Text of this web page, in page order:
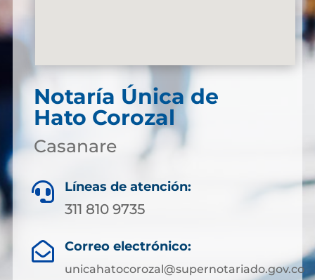
Notaría Única de
Hato Corozal
Casanare
 Líneas de atención:
311 810 9735
 Correo electrónico:
unicahatocorozal@supernotariado.gov.co